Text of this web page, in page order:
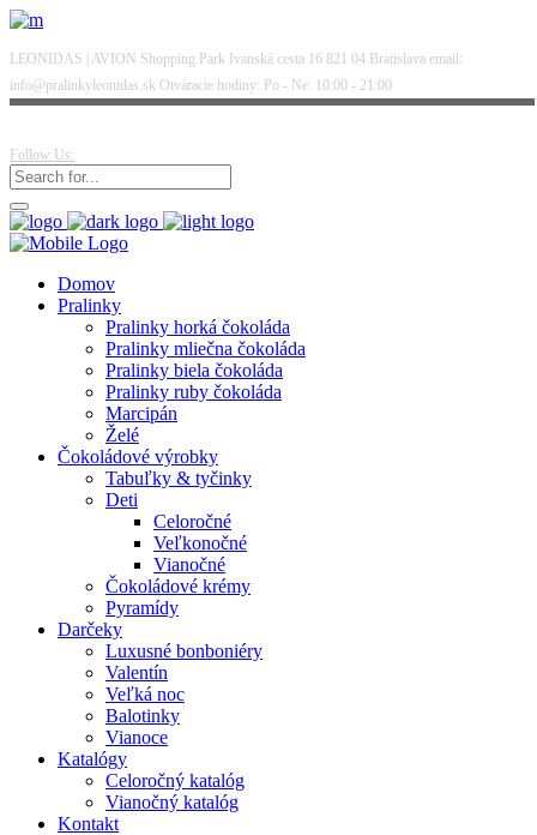
LEONIDAS | AVION Shopping Park Ivanská cesta 16 821 04 Bratislava email:
info@pralinkyleonidas.sk Otváracie hodiny: Po - Ne: 10:00 - 21:00
Follow Us:
Domov
Pralinky
Pralinky horká čokoláda
Pralinky mliečna čokoláda
Pralinky biela čokoláda
Pralinky ruby čokoláda
Marcipán
Želé
Čokoládové výrobky
Tabuľky & tyčinky
Deti
Celoročné
Veľkonočné
Vianočné
Čokoládové krémy
Pyramídy
Darčeky
Luxusné bonboniéry
Valentín
Veľká noc
Balotinky
Vianoce
Katalógy
Celoročný katalóg
Vianočný katalóg
Kontakt